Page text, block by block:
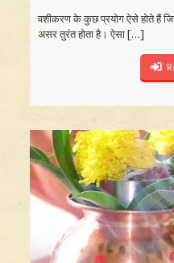
वशीकरण के कुछ प्रयोग ऐसे होते हैं
असर तुरंत होता है। ऐसा[…]